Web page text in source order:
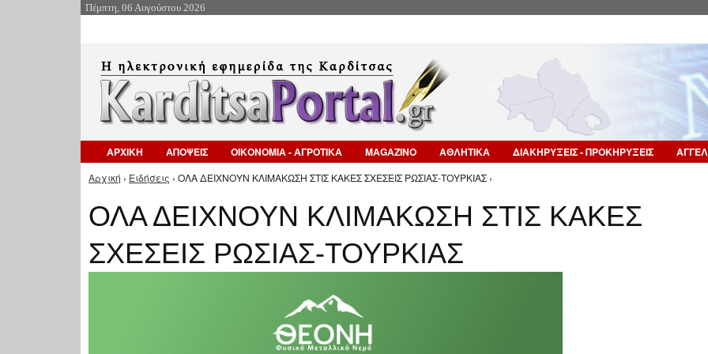
Πέμπτη, 06 Αυγούστου 2026
ΑΡΧΙΚΗ ΑΠΟΨΕΙΣ ΟΙΚΟΝΟΜΙΑ - ΑΓΡΟΤΙΚΑ MAGAZINO ΑΘΛΗΤΙΚΑ ΔΙΑΚΗΡΥΞΕΙΣ - ΠΡΟΚΗΡΥΞΕΙΣ
Είστε εδώ
Αρχική › Ειδήσεις › ΟΛΑ ΔΕΙΧΝΟΥΝ ΚΛΙΜΑΚΩΣΗ ΣΤΙΣ ΚΑΚΕΣ ΣΧΕΣΕΙΣ ΡΩΣΙΑΣ-ΤΟΥΡΚΙΑΣ ›
ΟΛΑ ΔΕΙΧΝΟΥΝ ΚΛΙΜΑΚΩΣΗ ΣΤΙΣ ΚΑΚΕΣ
ΣΧΕΣΕΙΣ ΡΩΣΙΑΣ-ΤΟΥΡΚΙΑΣ